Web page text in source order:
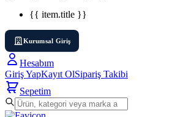
{{ item.title }}
Kurumsal Giriş
Hesabım
Giriş YapKayıt OlSipariş Takibi
Sepetim